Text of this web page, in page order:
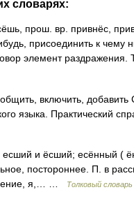
словарях:
прош. вр. привнёс,
присоединить к чему
элемент
включить, добавить
языка. Практический
и ёсший; есённый (
постороннее. П. в
я,… …
Толковый